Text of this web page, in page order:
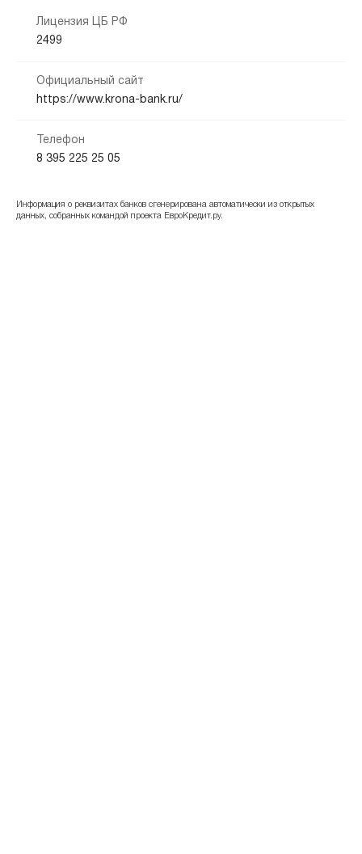
Лицензия ЦБ РФ
2499
Официальный сайт
https://www.krona-bank.ru/
Телефон
8 395 225 25 05
Информация о реквизитах банков сгенерирована автоматически из открытых
данных, собранных командой проекта ЕвроКредит.ру.